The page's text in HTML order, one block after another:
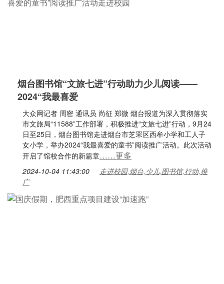
烟台图书馆“文旅七进”行动助力少儿阅读——
2024“我最喜爱
大众网记者 周密 通讯员 尚征 郑微 烟台报道为深入贯彻落实
市文旅局“11588”工作部署，积极推进“文旅七进”行动，9月24
日至25日，烟台图书馆走进烟台市芝罘区西牟小学和工人子
女小学，举办2024“我最喜爱的童书”阅读推广活动。此次活动
开启了馆校合作的新篇章……更多
2024-10-04 11:43:00
走进校园,烟台,少儿,图书馆,行动,推
广